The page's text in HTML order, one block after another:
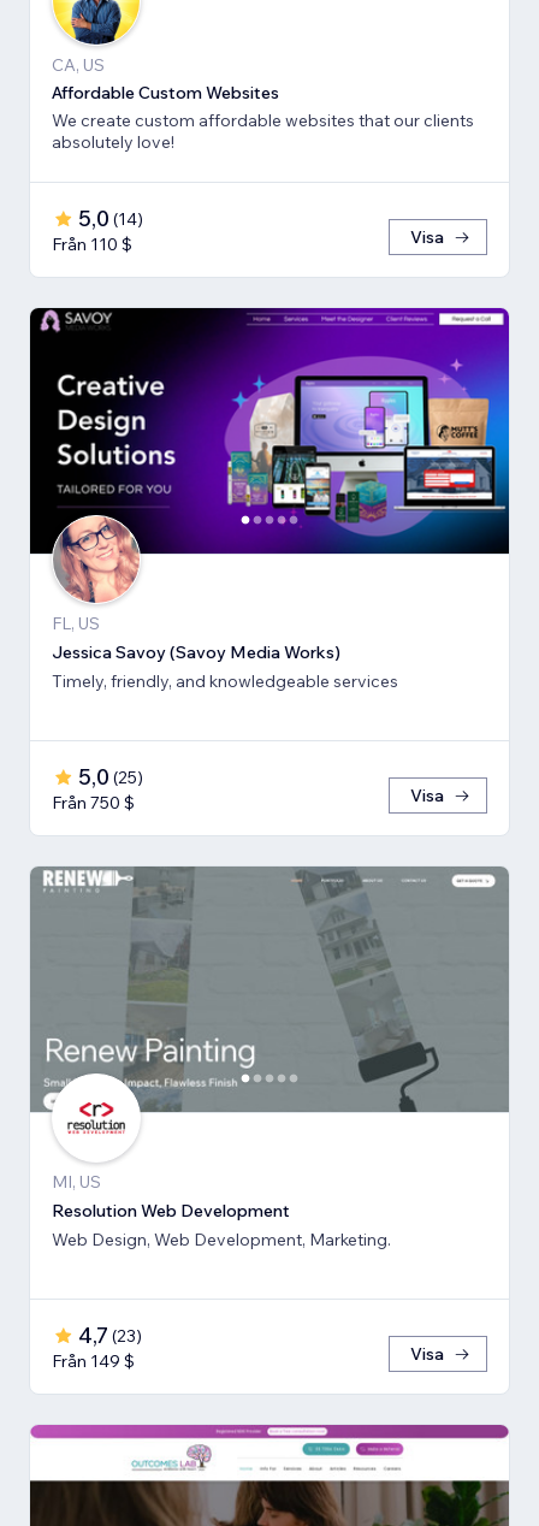
CA, US
Affordable Custom Websites
We create custom affordable websites that our clients
absolutely love!
5,0 (14)
Från 110 $
Visa
FL, US
Jessica Savoy (Savoy Media Works)
Timely, friendly, and knowledgeable services
5,0 (25)
Från 750 $
Visa
MI, US
Resolution Web Development
Web Design, Web Development, Marketing.
4,7 (23)
Från 149 $
Visa